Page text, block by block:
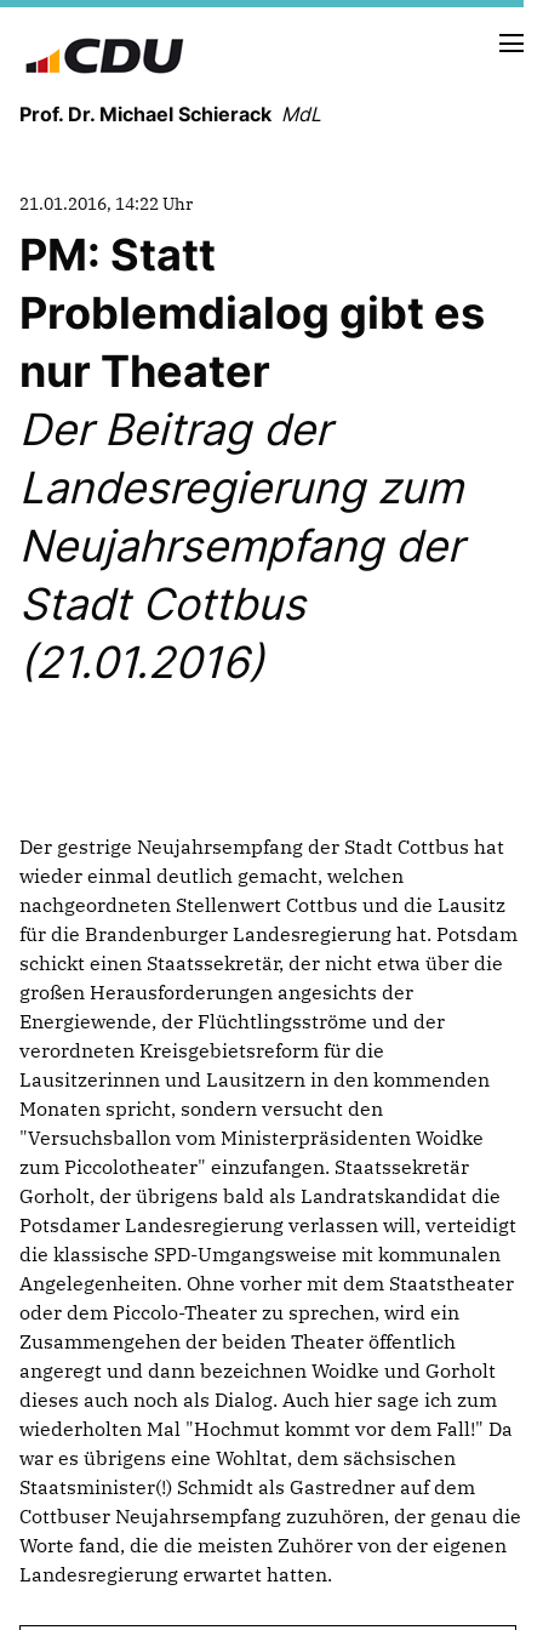
Prof. Dr. Michael Schierack MdL
LEBENSLAUF
HEIMAT UND WERTE
AUSBILDUNG UND WEGMARKEN
BERUFUNG UND MENSCH
POLITIK
SICHERHEIT UND ZUSAMMENHALT
MITTELSTAND UND INDUSTRIE
BILDUNG
IDENTITÄT
MEINE 10 PUNKTE
LINKS
21.01.2016, 14:22 Uhr
PM: Statt
Problemdialog gibt es
nur Theater
Der Beitrag der
Landesregierung zum
Neujahrsempfang der
Stadt Cottbus
(21.01.2016)
Der gestrige Neujahrsempfang der Stadt Cottbus hat
wieder einmal deutlich gemacht, welchen
nachgeordneten Stellenwert Cottbus und die Lausitz
für die Brandenburger Landesregierung hat. Potsdam
schickt einen Staatssekretär, der nicht etwa über die
großen Herausforderungen angesichts der
Energiewende, der Flüchtlingsströme und der
verordneten Kreisgebietsreform für die
Lausitzerinnen und Lausitzern in den kommenden
Monaten spricht, sondern versucht den
"Versuchsballon vom Ministerpräsidenten Woidke
zum Piccolotheater" einzufangen. Staatssekretär
Gorholt, der übrigens bald als Landratskandidat die
Potsdamer Landesregierung verlassen will, verteidigt
die klassische SPD-Umgangsweise mit kommunalen
Angelegenheiten. Ohne vorher mit dem Staatstheater
oder dem Piccolo-Theater zu sprechen, wird ein
Zusammengehen der beiden Theater öffentlich
angeregt und dann bezeichnen Woidke und Gorholt
dieses auch noch als Dialog. Auch hier sage ich zum
wiederholten Mal "Hochmut kommt vor dem Fall!" Da
war es übrigens eine Wohltat, dem sächsischen
Staatsminister(!) Schmidt als Gastredner auf dem
Cottbuser Neujahrsempfang zuzuhören, der genau die
Worte fand, die die meisten Zuhörer von der eigenen
Landesregierung erwartet hatten.